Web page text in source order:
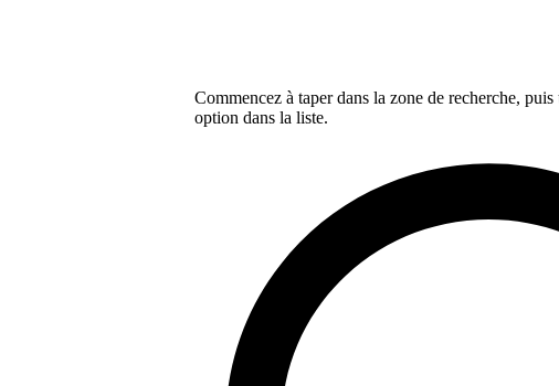
Commencez à taper dans la zone de recherche,
option dans la liste.